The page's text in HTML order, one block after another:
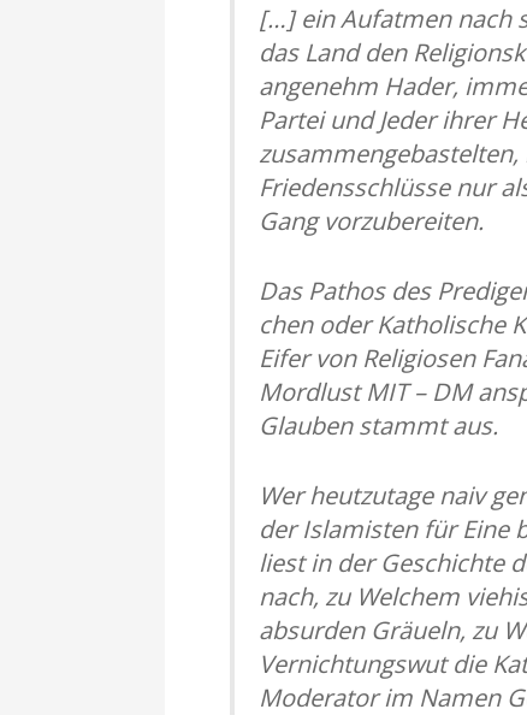
[…] ein Aufatmen nach
das Land den
angenehm Hader,
Partei und Jeder ihrer
Friedensschlüsse nur
Gang vorzubereiten.
Das Pathos des
chen oder Katholische
Eifer von Religiosen
Mordlust MIT – DM
Glauben stammt aus.
Wer heutzutage naiv
der Islamisten für Eine
liest in der Geschichte
nach, zu Welchem
absurden Gräueln, zu
Vernichtungswut die
Moderator im Namen